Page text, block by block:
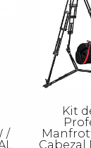
/
Kit
Cabezal